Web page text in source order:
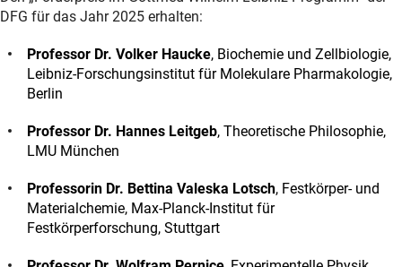
DFG für das Jahr 2025 erhalten:
Professor Dr. Volker Haucke, Biochemie und Zellbiologie,
Leibniz-Forschungsinstitut für Molekulare Pharmakologie,
Berlin
Professor Dr. Hannes Leitgeb, Theoretische Philosophie,
LMU München
Professorin Dr. Bettina Valeska Lotsch, Festkörper- und
Materialchemie, Max-Planck-Institut für
Festkörperforschung, Stuttgart